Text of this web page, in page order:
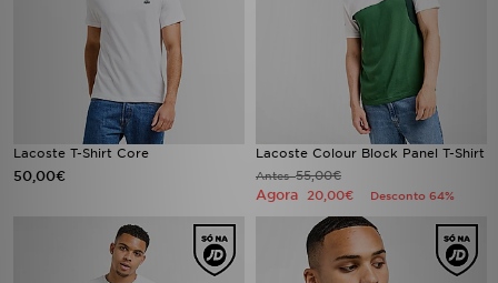
Lacoste T-Shirt Core
50,00€
Lacoste Colour Block Panel T-Shirt
Antes55,00€
Agora 20,00€ Desconto 64%